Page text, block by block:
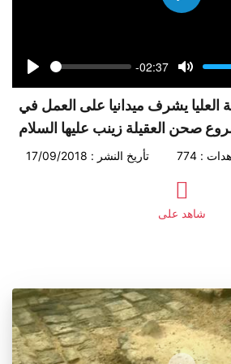
Play
Seek
-02:37
العليا يشرف ميدانيا على العمل في
صحن العقيلة زينب عليها السلام
تأريخ النشر : 17/09/2018 : 774
شاهد على